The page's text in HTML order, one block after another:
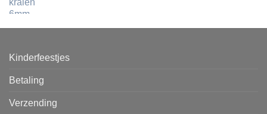
Kinderfeestjes
Betaling
Verzending